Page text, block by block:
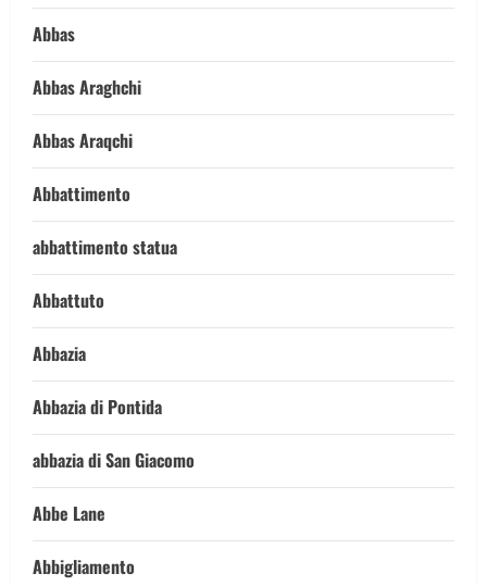
Abbas
Abbas Araghchi
Abbas Araqchi
Abbattimento
abbattimento statua
Abbattuto
Abbazia
Abbazia di Pontida
abbazia di San Giacomo
Abbe Lane
Abbigliamento